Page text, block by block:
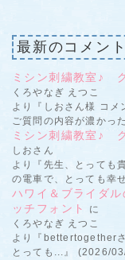
最新のコメント
ミシン刺繍教室♪
くろやなぎ えつこ
より『しおさん様 コメ
ご質問の内容が濃か
ミシン刺繍教室♪
しおさん
より『先生、とっても
の電車で、とっても
ハワイ＆ブライダ
ッチフォント
に
くろやなぎ えつこ
より『bettertogether
とっても...』 (2026/